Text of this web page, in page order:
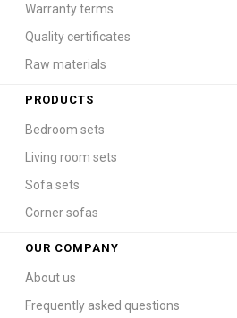
Warranty terms
Quality certificates
Raw materials
PRODUCTS
Bedroom sets
Living room sets
Sofa sets
Corner sofas
OUR COMPANY
About us
Frequently asked questions